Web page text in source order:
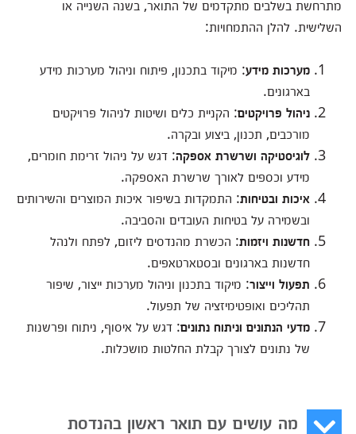
מתרחשת בשלבים מתקדמים של התואר, בשנה השנייה או
השלישית. להלן ההתמחויות:
מערכות מידע: מיקוד בתכנון, פיתוח וניהול מערכות מידע
בארגונים.
ניהול פרויקטים: הקניית כלים ושיטות לניהול פרויקטים
מורכבים, תכנון, ביצוע ובקרה.
לוגיסטיקה ושרשרת אספקה: דגש על ניהול זרימת חומרים,
מידע וכספים לאורך שרשרת האספקה.
איכות ובטיחות: התמקדות בשיפור איכות המוצרים והשירותים
ובשמירה על בטיחות העובדים והסביבה.
חדשנות ויזמות: הכשרת מהנדסים ליזום, לפתח ולנהל
חדשנות בארגונים ובסטארטאפים.
תפעול וייצור: מיקוד בתכנון וניהול מערכות ייצור, שיפור
תהליכים ואופטימיזציה של תפעול.
מדעי הנתונים וניתוח נתונים: דגש על איסוף, ניתוח ופרשנות
של נתונים לצורך קבלת החלטות מושכלות.
מה עושים עם תואר ראשון בהנדסת